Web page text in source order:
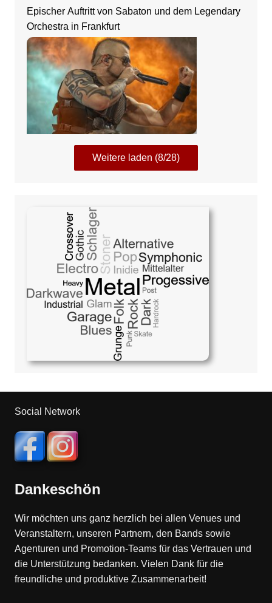
Epischer Auftritt von Sabaton und dem Legendary
Orchestra in Frankfurt
Weitere laden (8/28)
Social Network
Dankeschön
Wir möchten uns ganz herzlich bei allen Venues und
Veranstaltern, unseren Partnern, den Bands sowie
Agenturen und Promotion-Teams für das Vertrauen und
die Unterstützung bedanken. Vielen Dank für die
freundliche und produktive Zusammenarbeit!